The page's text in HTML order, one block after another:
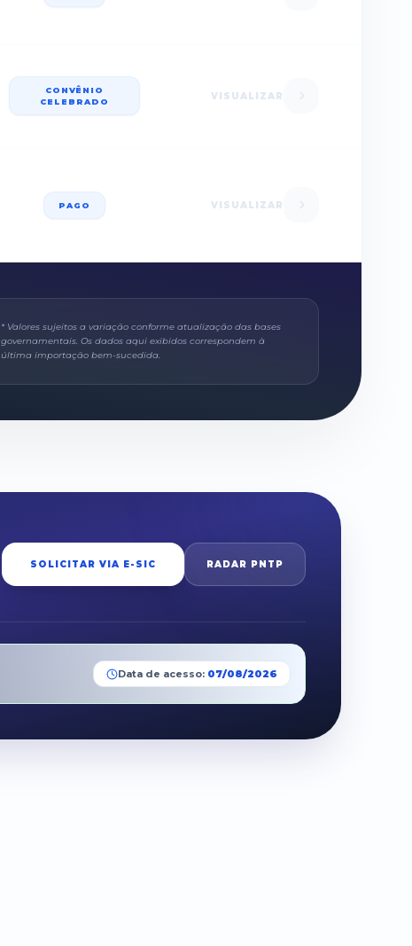
CONVÊNIO
CELEBRADO
VISUALIZAR
PAGO VISUALIZAR
* Valores sujeitos a variação conforme atualização das bases
governamentais. Os dados aqui exibidos correspondem à
última importação bem-sucedida.
SOLICITAR VIA E-SIC RADAR PNTP
Data de acesso: 07/08/2026